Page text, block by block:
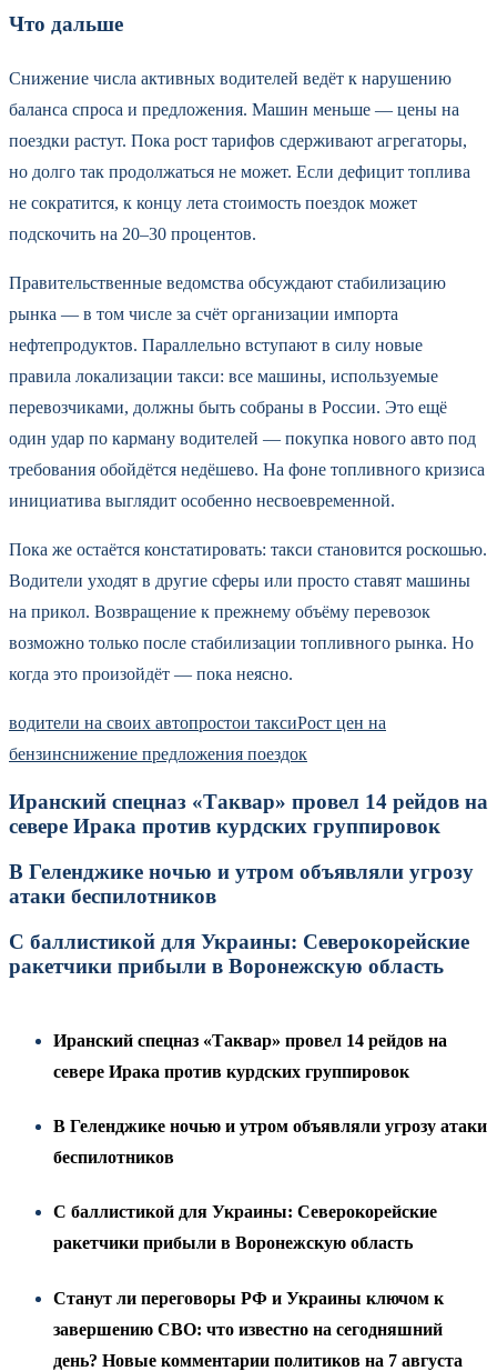
Что дальше
Снижение числа активных водителей ведёт к нарушению
баланса спроса и предложения. Машин меньше — цены на
поездки растут. Пока рост тарифов сдерживают агрегаторы,
но долго так продолжаться не может. Если дефицит топлива
не сократится, к концу лета стоимость поездок может
подскочить на 20–30 процентов.
Правительственные ведомства обсуждают стабилизацию
рынка — в том числе за счёт организации импорта
нефтепродуктов. Параллельно вступают в силу новые
правила локализации такси: все машины, используемые
перевозчиками, должны быть собраны в России. Это ещё
один удар по карману водителей — покупка нового авто под
требования обойдётся недёшево. На фоне топливного кризиса
инициатива выглядит особенно несвоевременной.
Пока же остаётся констатировать: такси становится роскошью.
Водители уходят в другие сферы или просто ставят машины
на прикол. Возвращение к прежнему объёму перевозок
возможно только после стабилизации топливного рынка. Но
когда это произойдёт — пока неясно.
водители на своих автопростои таксиРост цен на
бензинснижение предложения поездок
Иранский спецназ «Таквар» провел 14 рейдов на
севере Ирака против курдских группировок
В Геленджике ночью и утром объявляли угрозу
атаки беспилотников
С баллистикой для Украины: Северокорейские
ракетчики прибыли в Воронежскую область
Иранский спецназ «Таквар» провел 14 рейдов на
севере Ирака против курдских группировок
В Геленджике ночью и утром объявляли угрозу атаки
беспилотников
С баллистикой для Украины: Северокорейские
ракетчики прибыли в Воронежскую область
Станут ли переговоры РФ и Украины ключом к
завершению СВО: что известно на сегодняшний
день? Новые комментарии политиков на 7 августа